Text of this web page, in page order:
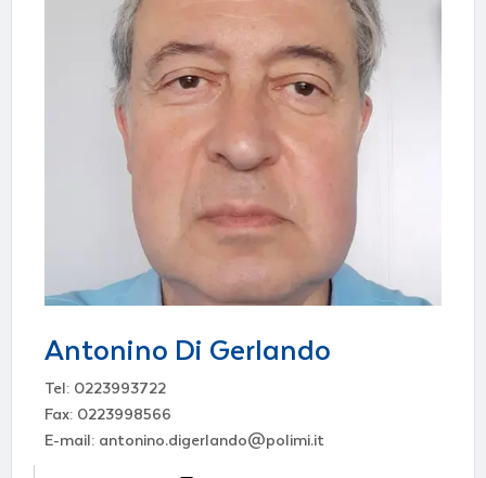
Antonino Di Gerlando
Tel: 0223993722
Fax: 0223998566
E-mail: antonino.digerlando@polimi.it